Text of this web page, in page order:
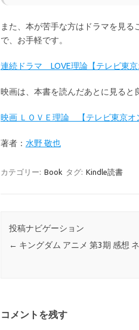
また、本が苦手な方はドラマを見
で、お手軽です。
連続ドラマ LOVE理論【テレビ東京
映画は、本書を読んだあとに見ると
映画 ＬＯＶＥ理論 【テレビ東京オ
著者： 水野 敬也
カテゴリー: Book タグ: Kindle読書
投稿ナビゲーション
← キングダム アニメ 第3期 感想
コメントを残す